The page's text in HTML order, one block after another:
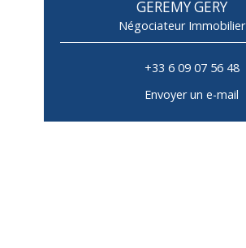
GEREMY GERY
Négociateur Immobilier
+33 6 09 07 56 48
Envoyer un e-mail